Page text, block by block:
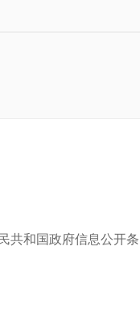
和国政府信息公开条